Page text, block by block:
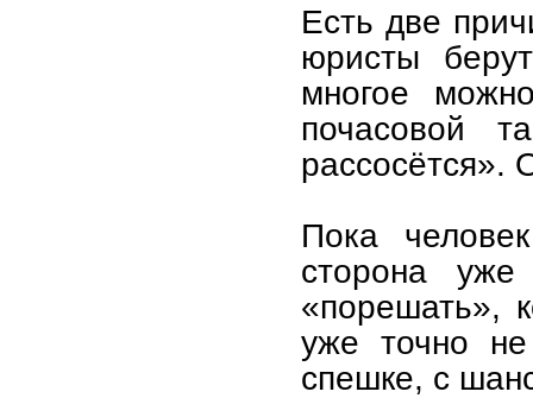
Есть две
юристы
многое
почасовой
рассосётся».
Пока
сторона
«порешать»,
уже точно
спешке, с